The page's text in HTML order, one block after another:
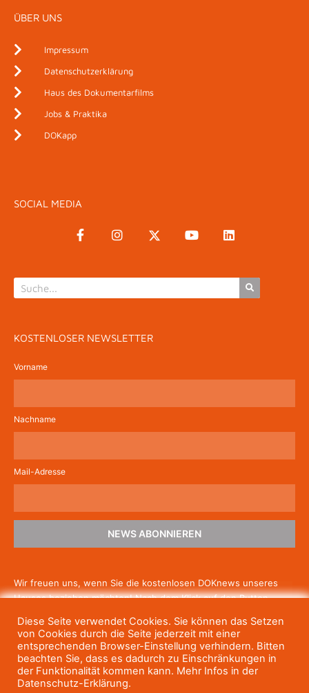
ÜBER UNS
Impressum
Datenschutzerklärung
Haus des Dokumentarfilms
Jobs & Praktika
DOKapp
SOCIAL MEDIA
KOSTENLOSER NEWSLETTER
Vorname
Nachname
Mail-Adresse
NEWS ABONNIEREN
Wir freuen uns, wenn Sie die kostenlosen DOKnews unseres
Hauses beziehen möchten! Nach dem Klick auf den Button
um die Newsletter-Anmeldung abzuschließen. Wenn Sie unsere
Gratis-News irgendwann nicht mehr erhalten wollen, können
Siesich jederzeit einfach wieder abmelden.
Diese Seite verwendet Cookies. Sie können das Setzen
von Cookies durch die Seite jederzeit mit einer
entsprechenden Browser-Einstellung verhindern. Bitten
beachten Sie, dass es dadurch zu Einschränkungen in
der Funktionalität kommen kann. Mehr Infos in der
Datenschutz-Erklärung.